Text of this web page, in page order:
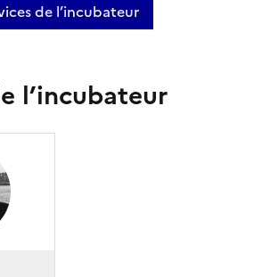
de l’incubateur
l’incubateur